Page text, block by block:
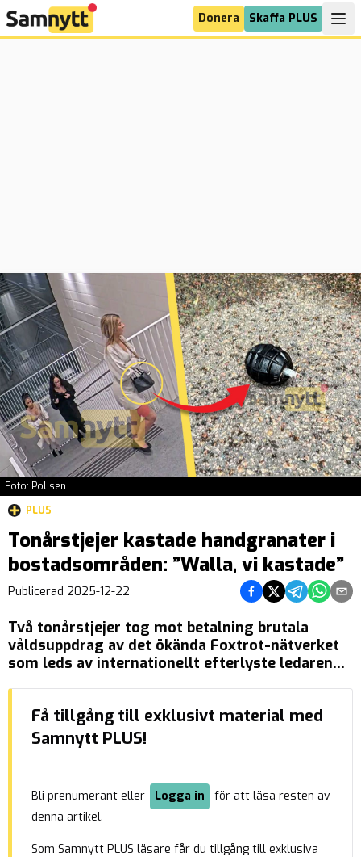
Donera Skaffa PLUS
Foto: Polisen
PLUS
Tonårstjejer kastade handgranater i
bostadsområden: ”Walla, vi kastade”
Publicerad 2025-12-22 Dela på Facebook
Dela på Twitter
Dela på
Dela
Två tonårstjejer tog mot betalning brutala
våldsuppdrag av det ökända Foxtrot-nätverket
som leds av internationellt efterlyste ledaren
handgranat vid ett flerfamiljshus i Mölndal och
fullbordade senare ett bombdåd i Nödinge.
Uppdragen förmedlades via krypterade chattar
av en aktör som kallade […]
Få tillgång till exklusivt material med
Samnytt PLUS!
Bli prenumerant eller Logga in
för att läsa resten av
denna artikel.
Som Samnytt PLUS läsare får du tillgång till exklusiva